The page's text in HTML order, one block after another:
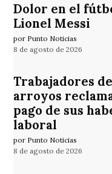
Dolor en el
Lionel Messi
por Punto Noticias
8 de agosto de 2026
Trabajadores
arroyos
pago de sus
laboral
por Punto Noticias
8 de agosto de 2026